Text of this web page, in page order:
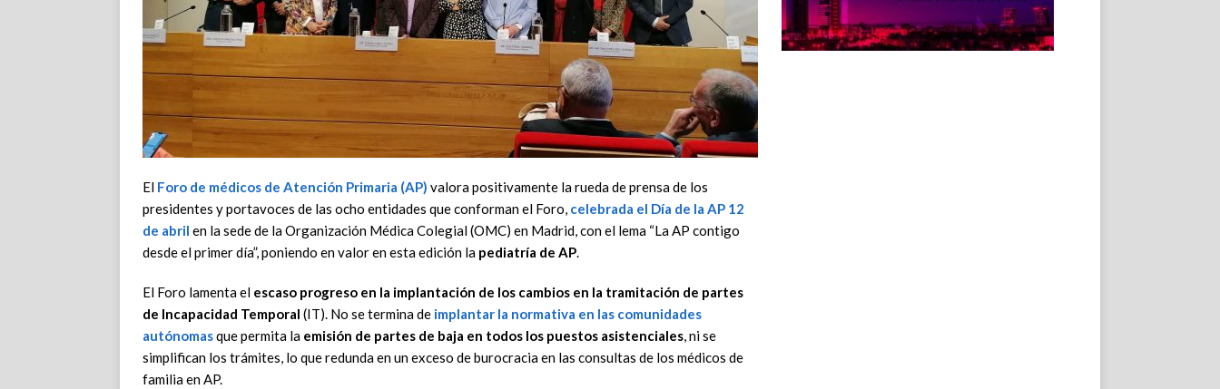
El Foro de médicos de Atención Primaria (AP) valora positivamente la rueda de prensa de los
presidentes y portavoces de las ocho entidades que conforman el Foro, celebrada el Día de la AP 12
de abril en la sede de la Organización Médica Colegial (OMC) en Madrid, con el lema “La AP contigo
desde el primer día”, poniendo en valor en esta edición la pediatría de AP.
El Foro lamenta el escaso progreso en la implantación de los cambios en la tramitación de partes
de Incapacidad Temporal (IT). No se termina de implantar la normativa en las comunidades
autónomasque permita la emisión de partes de baja en todos los puestos asistenciales, ni se
simplifican los trámites, lo que redunda en un exceso de burocracia en las consultas de los médicos de
familia en AP.